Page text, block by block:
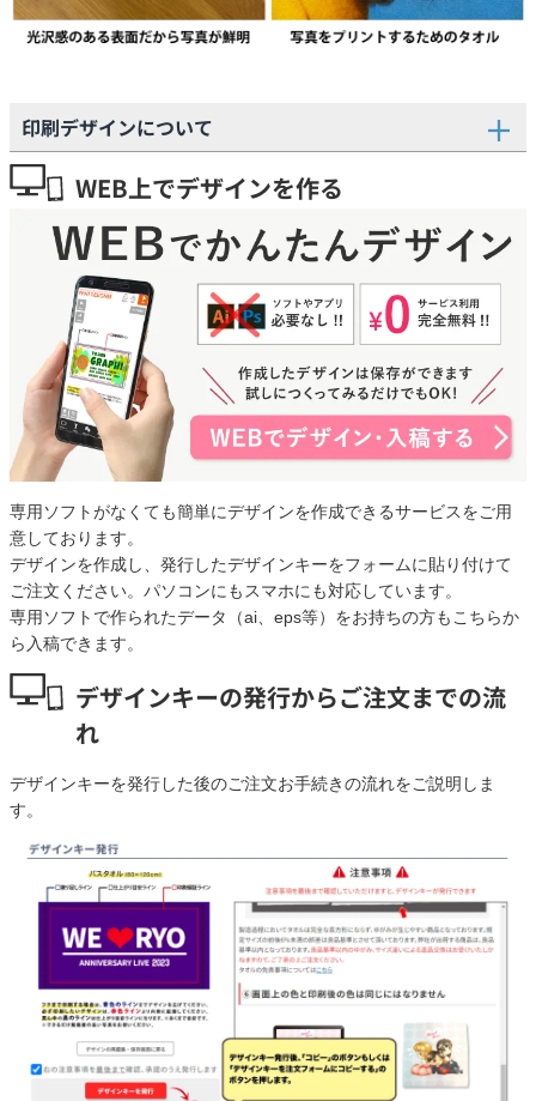
印刷デザインについて
WEB上でデザインを作る
専用ソフトがなくても簡単にデザインを作成できるサービスをご用
意しております。
デザインを作成し、発行したデザインキーをフォームに貼り付けて
ご注文ください。パソコンにもスマホにも対応しています。
専用ソフトで作られたデータ（ai、eps等）をお持ちの方もこちらか
ら入稿できます。
デザインキーの発行からご注文までの流
れ
デザインキーを発行した後のご注文お手続きの流れをご説明しま
す。